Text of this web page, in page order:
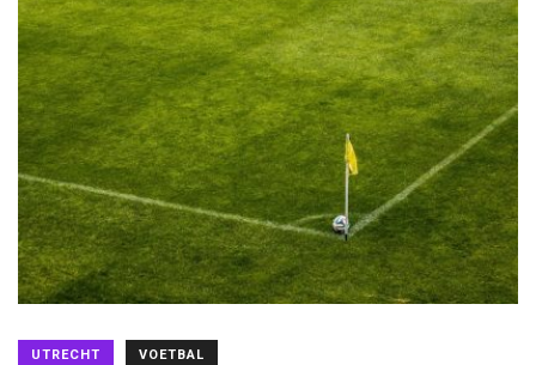
UTRECHT VOETBAL